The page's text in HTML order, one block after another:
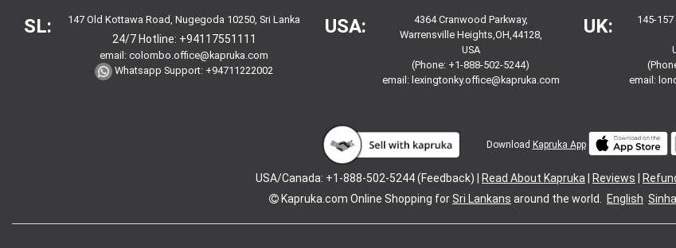
SL: 147 Old Kottawa Road, Nugegoda 10250, Sri Lanka
24/7 Hotline: +94117551111
email:colombo.office@kapruka.com
Whatsapp Support: +94711222002
USA:
4364 Cranwood Parkway,
Warrensville Heights,OH,44128,
USA
(Phone: +1-888-502-5244)
email: lexingtonky.office@kapruka.com
UK:
145-
email:
Download Kapruka App
USA/Canada: +1-888-502-5244 (Feedback) | Read About Kapruka Reviews
Kapruka.com Online Shopping forSri Lankans around the world. English